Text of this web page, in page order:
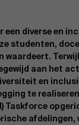
een diverse en
studenten,
waardeert.
aan het
en
te
Taskforce
afdelingen,